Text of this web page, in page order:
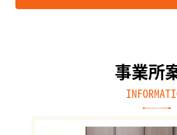
事業所